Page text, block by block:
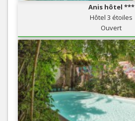
Anis hôtel ***
Hôtel 3 étoiles
Ouvert